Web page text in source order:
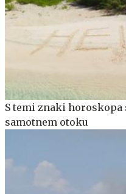
S temi znaki
samotnem otoku